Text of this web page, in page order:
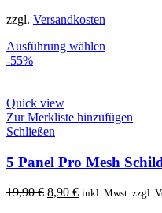
zzgl. Versandkosten
Ausführung wählen
-55%
Quick view
Zur Merkliste hinzufügen
Schließen
5 Panel Pro Mesh
19,90€ Ursprünglicher
8,90 €Aktueller
inkl. Mwst. zzgl.